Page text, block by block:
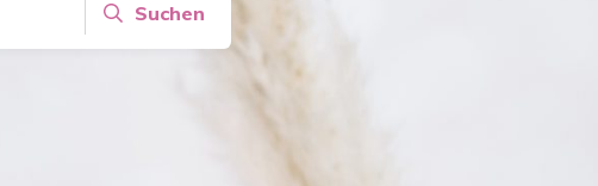
Suchen